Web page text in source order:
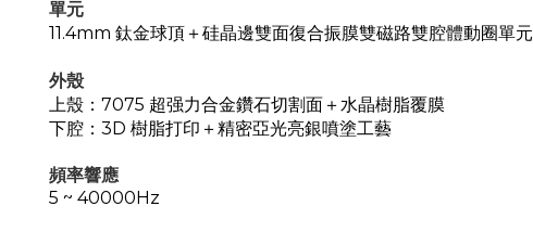
單元
11.4mm 鈦金球頂＋硅晶邊雙面復合振膜雙磁路雙腔體動圈單元
外殼
上殼：7075 超强力合金鑽石切割面＋水晶樹脂覆膜
下腔：3D 樹脂打印＋精密亞光亮銀噴塗工藝
頻率響應
5 ~ 40000Hz